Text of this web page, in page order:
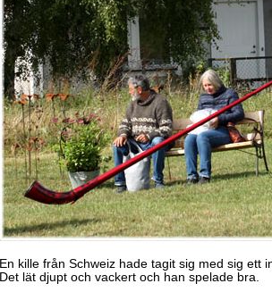
En kille från Schweiz hade tagit sig med sig ett
Det lät djupt och vackert och han spelade bra.